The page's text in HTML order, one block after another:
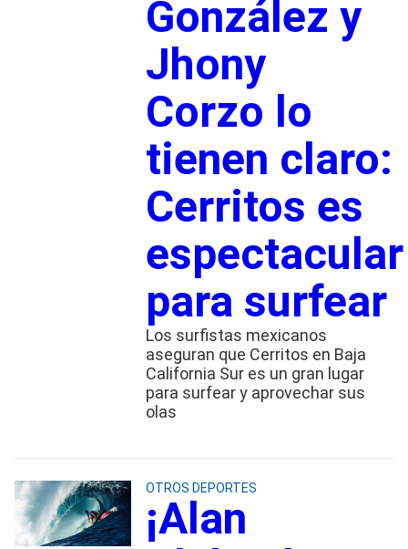
González y
Jhony
Corzo lo
tienen claro:
Cerritos es
espectacular
para surfear
Los surfistas mexicanos
aseguran que Cerritos en Baja
California Sur es un gran lugar
para surfear y aprovechar sus
olas
OTROS DEPORTES
¡Alan